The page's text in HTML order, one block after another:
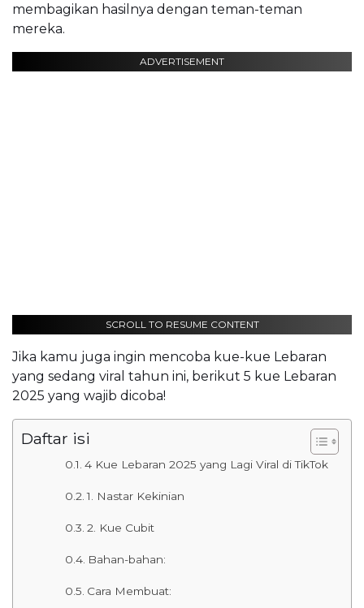
membagikan hasilnya dengan teman-teman
mereka.
ADVERTISEMENT
SCROLL TO RESUME CONTENT
Jika kamu juga ingin mencoba kue-kue Lebaran
yang sedang viral tahun ini, berikut 5 kue Lebaran
2025 yang wajib dicoba!
Daftar isi
4 Kue Lebaran 2025 yang Lagi Viral di TikTok
1. Nastar Kekinian
2. Kue Cubit
Bahan-bahan:
Cara Membuat: